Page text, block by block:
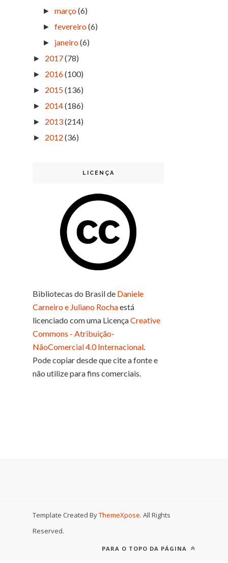
►março(6)
►fevereiro(6)
► janeiro(6)
► 2017(78)
► 2016(100)
► 2015(136)
► 2014(186)
► 2013(214)
► 2012 (36)
LICENÇA
Bibliotecas do Brasilde Daniele
Carneiro e Juliano Rochaestá
licenciado com uma LicençaCreative
Commons - Atribuição-
NãoComercial 4.0 Internacional.
Pode copiar desde que cite a fonte e
não utilize para fins comerciais.
Template Created ByThemeXpose. All Rights
Reserved.
PARA O TOPO DA PÁGINA